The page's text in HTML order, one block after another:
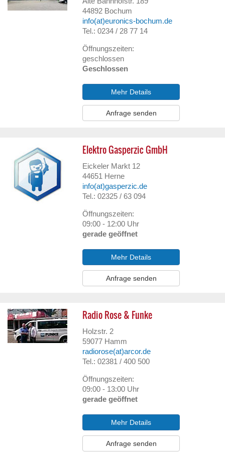
44892 Bochum
info(at)euronics-bochum.de
Tel.: 0234 / 28 77 14
Öffnungszeiten:
geschlossen
Geschlossen
Mehr Details
Anfrage senden
Elektro Gasperzic GmbH
Eickeler Markt 12
44651 Herne
info(at)gasperzic.de
Tel.: 02325 / 63 094
Öffnungszeiten:
09:00 - 12:00 Uhr
gerade geöffnet
Mehr Details
Anfrage senden
Radio Rose & Funke
Holzstr. 2
59077 Hamm
radiorose(at)arcor.de
Tel.: 02381 / 400 500
Öffnungszeiten:
09:00 - 13:00 Uhr
gerade geöffnet
Mehr Details
Anfrage senden